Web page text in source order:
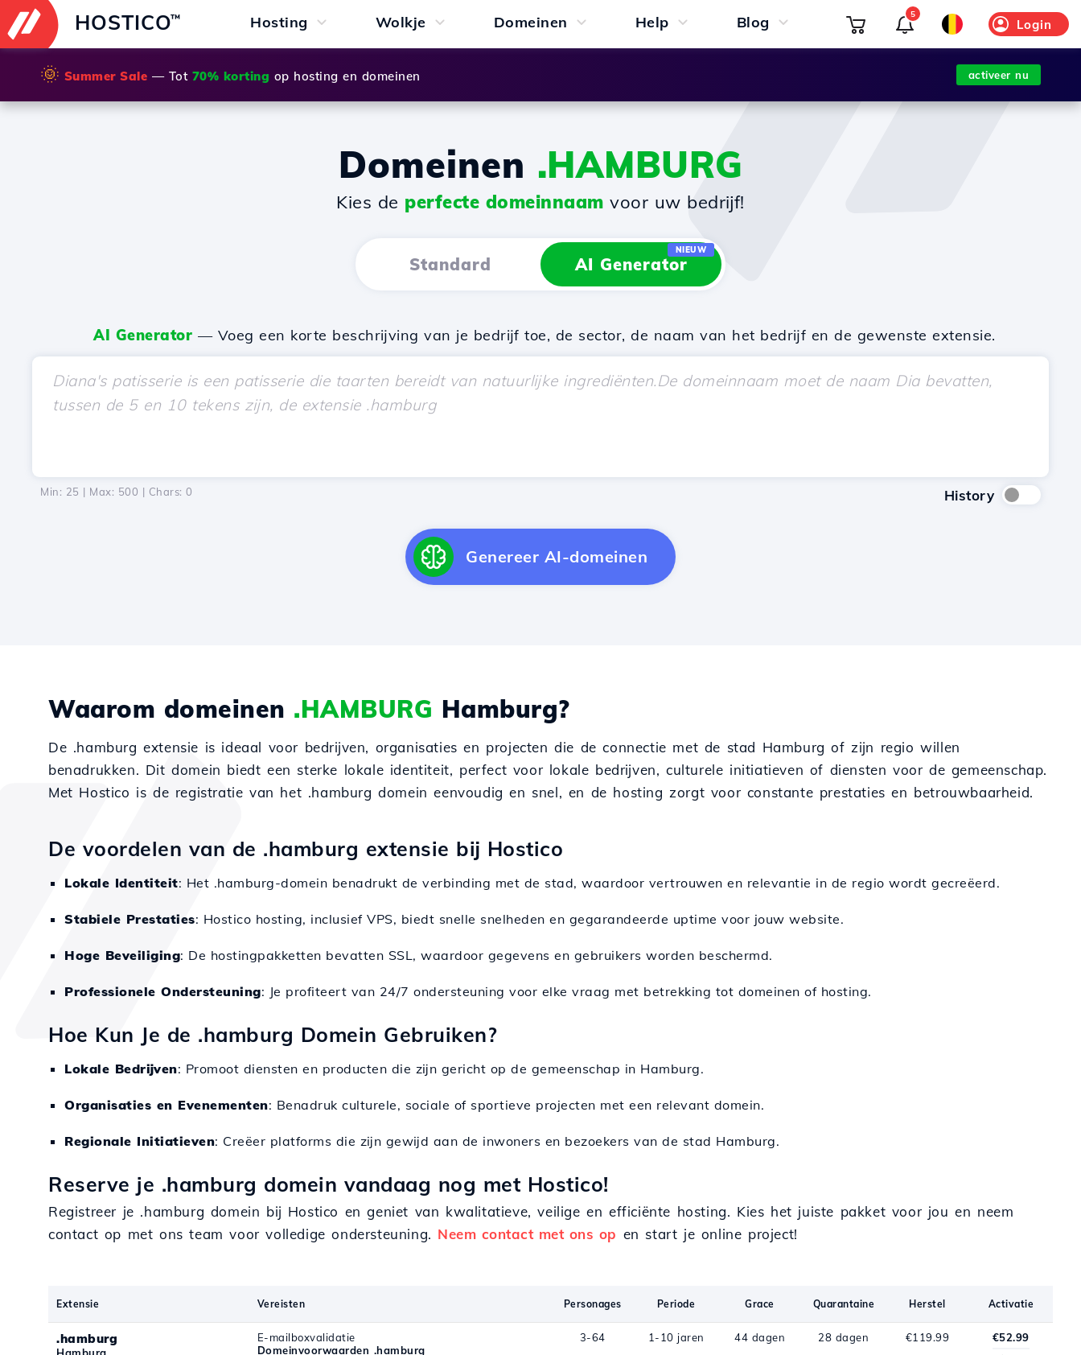
HOSTICO™ Hosting Wolkje Domeinen Help Blog Login
5
🌞 Summer Sale — Tot 70% korting op hosting en domeinen activeer nu
Domeinen .HAMBURG
Kies de perfecte domeinnaam voor uw bedrijf!
Standard AI Generator
NIEUW
AI Generator — Voeg een korte beschrijving van je bedrijf toe, de sector, de naam van het bedrijf en de gewenste extensie.
Min: 25 | Max: 500 | Chars: 0 History
Genereer AI-domeinen
Waarom domeinen .HAMBURG Hamburg?
De .hamburg extensie is ideaal voor bedrijven, organisaties en projecten die de connectie met de stad Hamburg of zijn regio willen
benadrukken. Dit domein biedt een sterke lokale identiteit, perfect voor lokale bedrijven, culturele initiatieven of diensten voor de gemeenschap.
Met Hostico is de registratie van het .hamburg domein eenvoudig en snel, en de hosting zorgt voor constante prestaties en betrouwbaarheid.
De voordelen van de .hamburg extensie bij Hostico
Lokale Identiteit: Het .hamburg-domein benadrukt de verbinding met de stad, waardoor vertrouwen en relevantie in de regio wordt gecreëerd.
Stabiele Prestaties: Hostico hosting, inclusief VPS, biedt snelle snelheden en gegarandeerde uptime voor jouw website.
Hoge Beveiliging: De hostingpakketten bevatten SSL, waardoor gegevens en gebruikers worden beschermd.
Professionele Ondersteuning: Je profiteert van 24/7 ondersteuning voor elke vraag met betrekking tot domeinen of hosting.
Hoe Kun Je de .hamburg Domein Gebruiken?
Lokale Bedrijven: Promoot diensten en producten die zijn gericht op de gemeenschap in Hamburg.
Organisaties en Evenementen: Benadruk culturele, sociale of sportieve projecten met een relevant domein.
Regionale Initiatieven: Creëer platforms die zijn gewijd aan de inwoners en bezoekers van de stad Hamburg.
Reserve je .hamburg domein vandaag nog met Hostico!
Registreer je .hamburg domein bij Hostico en geniet van kwalitatieve, veilige en efficiënte hosting. Kies het juiste pakket voor jou en neem
contact op met ons team voor volledige ondersteuning. Neem contact met ons op en start je online project!
Extensie Vereisten Personages Periode Grace Quarantaine Herstel Activatie
.hamburg
E-mailboxvalidatie
Domeinvoorwaarden .hamburg
3-64 1-10 jaren 44 dagen 28 dagen €119.99 €52.99